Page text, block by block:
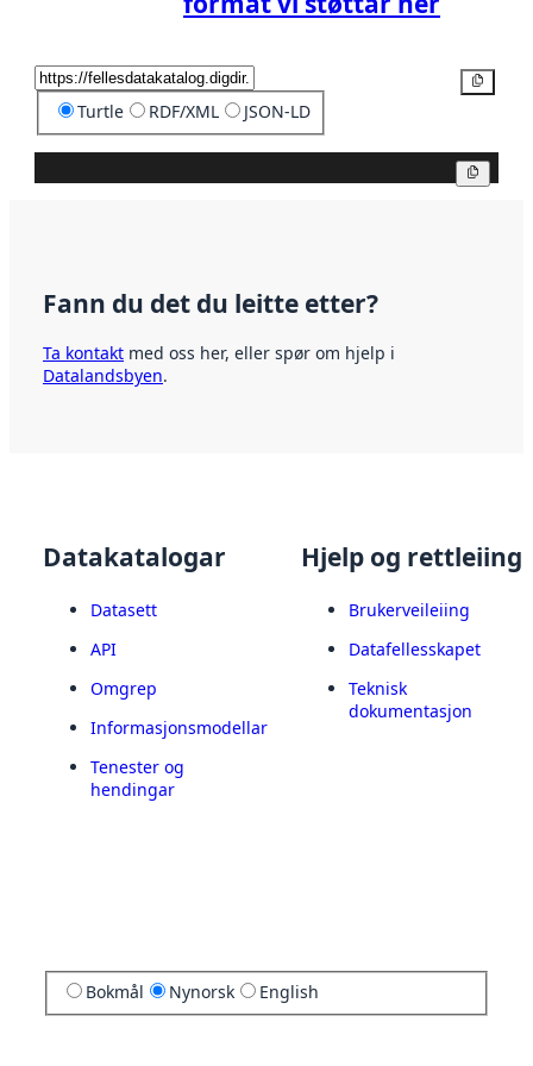
Turtle RDF/XML JSON-LD
Fann du det du leitte etter?
Ta kontakt med oss her, eller spør om hjelp i
Datalandsbyen.
Datakatalogar
Datasett
API
Omgrep
Informasjonsmodellar
Tenester og
hendingar
Hjelp og rettleiing
Brukerveileiing
Datafellesskapet
Teknisk
dokumentasjon
Bokmål Nynorsk English